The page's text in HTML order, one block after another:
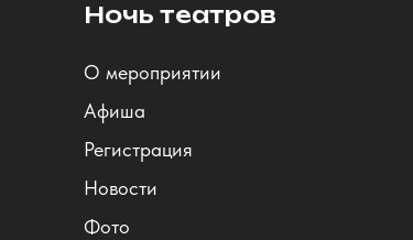
Ночь театров
О мероприятии
Афиша
Регистрация
Новости
Фото